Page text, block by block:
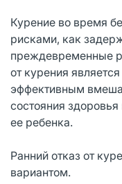
Курение во время
рисками, как
преждевременные
от курения
эффективным
состояния
ее ребенка.
Ранний отказ от
вариантом.